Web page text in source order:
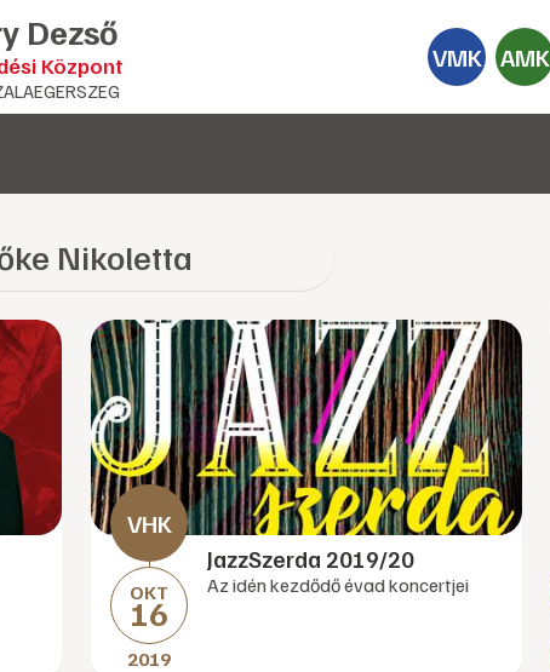
Dezső
Központ VMK AMK
Nikoletta
OKT
16
2019
JazzSzerda 2019/20
Az idén kezdődő évad koncertjei